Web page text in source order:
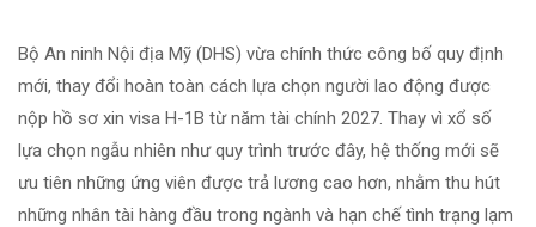
Bộ An ninh Nội địa Mỹ (DHS) vừa chính thức công bố quy định
mới, thay đổi hoàn toàn cách lựa chọn người lao động được
nộp hồ sơ xin visa H-1B từ năm tài chính 2027. Thay vì xổ số
lựa chọn ngẫu nhiên như quy trình trước đây, hệ thống mới sẽ
ưu tiên những ứng viên được trả lương cao hơn, nhằm thu hút
những nhân tài hàng đầu trong ngành và hạn chế tình trạng lạm